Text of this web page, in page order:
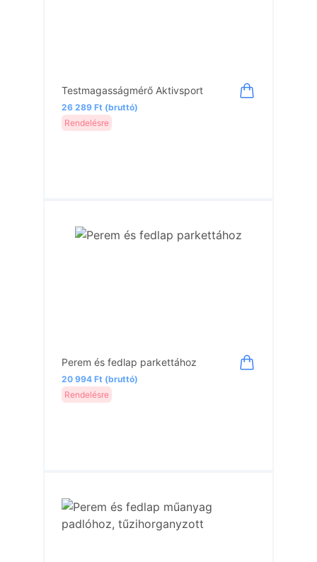
Testmagasságmérő Aktivsport
26 289 Ft (bruttó)
Rendelésre
Perem és fedlap parkettához
20 994 Ft (bruttó)
Rendelésre